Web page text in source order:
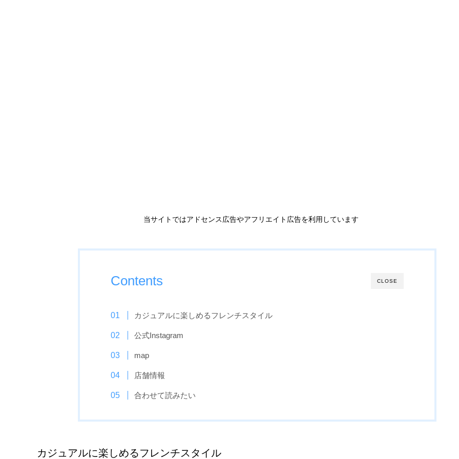
当サイトではアドセンス広告やアフリエイト広告を利用しています
CLOSE
Contents
カジュアルに楽しめるフレンチスタイル
公式Instagram
map
店舗情報
合わせて読みたい
カジュアルに楽しめるフレンチスタイル